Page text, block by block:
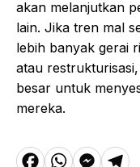
akan melanjutkan
lain. Jika tren mal
lebih banyak gerai
atau
besar untuk
mereka.